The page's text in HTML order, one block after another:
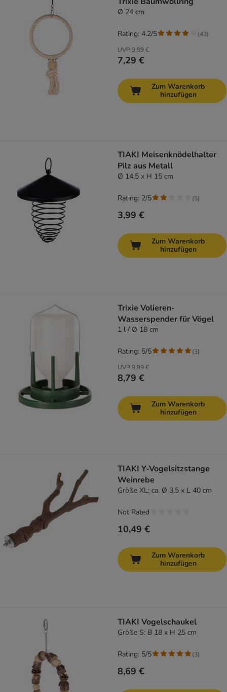
Ø 24 cm
UVP 9,99 €
7,29 €
Rating: 4.2/5 (43)
Zum Warenkorb
hinzufügen
TIAKI Meisenknödelhalter
Pilz aus Metall
Ø 14,5 x H 15 cm
3,99 €
Rating: 2/5 (5)
Zum Warenkorb
hinzufügen
Trixie Volieren-
Wasserspender für Vögel
1 l / Ø 18 cm
UVP 9,99 €
8,79 €
Rating: 5/5 (3)
Zum Warenkorb
hinzufügen
TIAKI Y-Vogelsitzstange
Weinrebe
Größe XL: ca. Ø 3,5 x L 40 cm
10,49 €
Not Rated
Zum Warenkorb
hinzufügen
TIAKI Vogelschaukel
Größe S: B 18 x H 25 cm
8,69 €
Rating: 5/5 (3)